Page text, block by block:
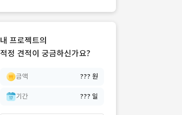
내 프로젝트의
적정 견적이 궁금하신가요?
금액 ??? 원
기간 ??? 일